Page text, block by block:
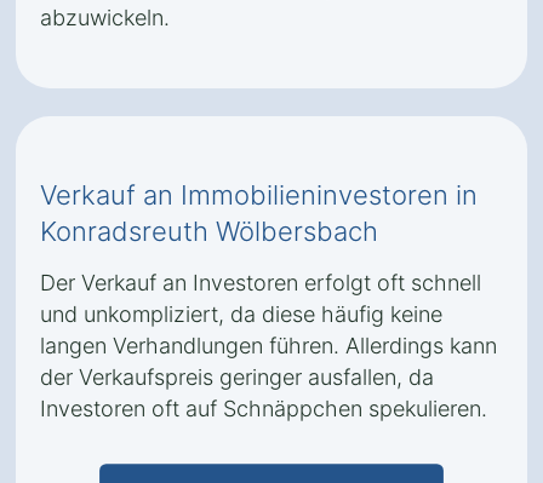
abzuwickeln.
Verkauf an Immobilieninvestoren in
Konradsreuth Wölbersbach
Der Verkauf an Investoren erfolgt oft schnell
und unkompliziert, da diese häufig keine
langen Verhandlungen führen. Allerdings kann
der Verkaufspreis geringer ausfallen, da
Investoren oft auf Schnäppchen spekulieren.